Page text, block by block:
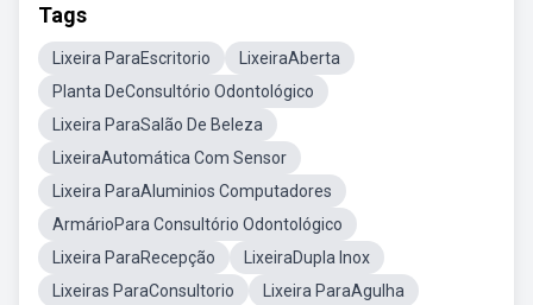
Tags
Lixeira ParaEscritorio
LixeiraAberta
Planta DeConsultório Odontológico
Lixeira ParaSalão De Beleza
LixeiraAutomática Com Sensor
Lixeira ParaAluminios Computadores
ArmárioPara Consultório Odontológico
Lixeira ParaRecepção
LixeiraDupla Inox
Lixeiras ParaConsultorio
Lixeira ParaAgulha